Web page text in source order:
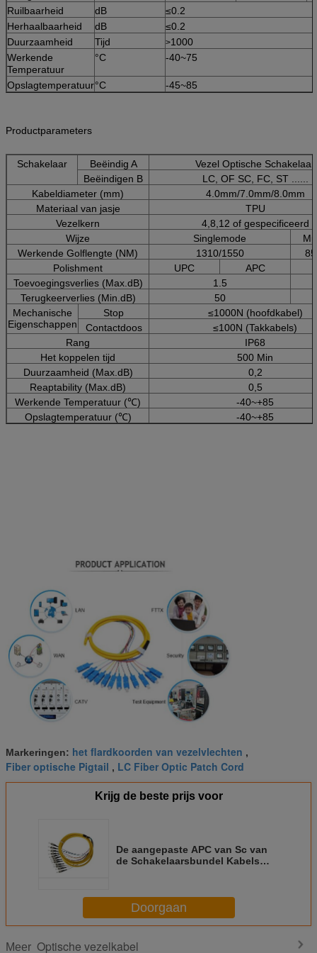
Ruilbaarheid
dB
≤0.2
Herhaalbaarheid
dB
≤0.2
Duurzaamheid
Tijd >1000
Werkende
Temperatuur
°C -40~75
Opslagtemperatuur°C -45~85
Productparameters
Schakelaar Beëindig A
Vezel Optische Schakelaar
Beëindigen B
LC, OF SC, FC, ST ......
Kabeldiameter (mm)
4.0mm/7.0mm/8.0mm
Materiaal van jasje
TPU
Vezelkern
4,8,12 of gespecificeerd
Wijze
Singlemode
Werkende Golflengte (NM)
1310/1550
Polishment
UPC APC
Toevoegingsverlies (Max.dB)
1.5
Terugkeerverlies (Min.dB)
50
Mechanische
Eigenschappen
Stop
≤1000N (hoofdkabel)
Contactdoos
≤100N (Takkabels)
Rang
IP68
Het koppelen tijd
500 Min
Duurzaamheid (Max.dB)
0,2
Reaptability (Max.dB)
0,5
Werkende Temperatuur (℃)
-40~+85
Opslagtemperatuur (℃)
-40~+85
Markeringen: het flardkoorden van vezelvlechten ,
Fiber optische Pigtail , LC Fiber Optic Patch Cord
Krijg de beste prijs voor
De aangepaste APC van Sc van
de Schakelaarsbundel Kabels
Doorgaan
Meer Optische vezelkabel